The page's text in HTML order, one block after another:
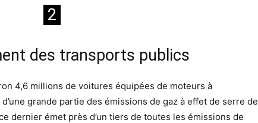
2
des transports publics
4,6 millions de voitures équipées de moteurs à
grande partie des émissions de gaz à effet de serre de
dernier émet près d’un tiers de toutes les émissions de